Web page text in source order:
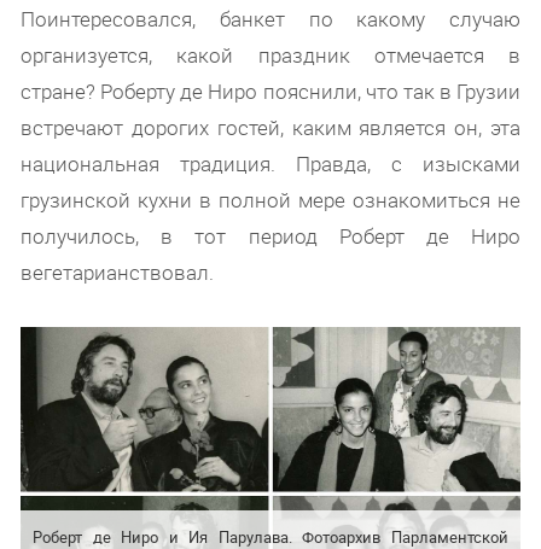
Поинтересовался, банкет по какому случаю
организуется, какой праздник отмечается в
стране? Роберту де Ниро пояснили, что так в Грузии
встречают дорогих гостей, каким является он, эта
национальная традиция. Правда, с изысками
грузинской кухни в полной мере ознакомиться не
получилось, в тот период Роберт де Ниро
вегетарианствовал.
Роберт де Ниро и Ия Парулава. Фотоархив Парламентской